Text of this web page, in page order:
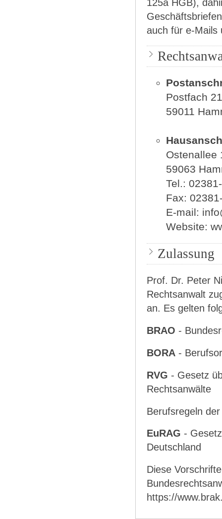
125a HGB),
auch für e-Mails
Postfach
59011
Ostenallee
59063
Tel.:
Fax:
E-mail:
Website:
Zulassung
Prof. Dr. Peter
Rechtsanwalt
an. Es gelten
BRAO -
BORA -
RVG - Gesetz
Rechtsanwälte
Berufsregeln
EuRAG -
Deutschland
Diese
https://